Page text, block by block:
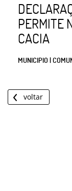
PERMITE
CACIA
MUNICIPIO |
voltar